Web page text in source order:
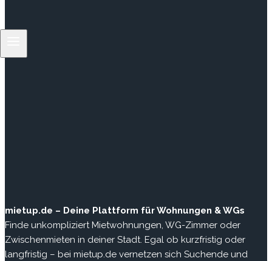
mietup.de – Deine Plattform für Wohnungen & WGs
Finde unkompliziert Mietwohnungen, WG-Zimmer oder
Zwischenmieten in deiner Stadt. Egal ob kurzfristig oder
langfristig – bei mietup.de vernetzen sich Suchende und